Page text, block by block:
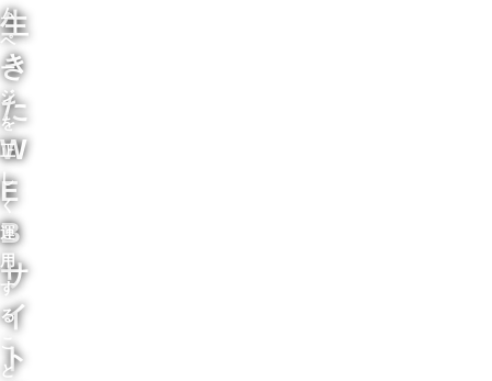
生
き
た
W
E
B
サ
イ
ト
ム
ペ
ー
ジ
を
正
し
く
運
用
す
る
こ
と